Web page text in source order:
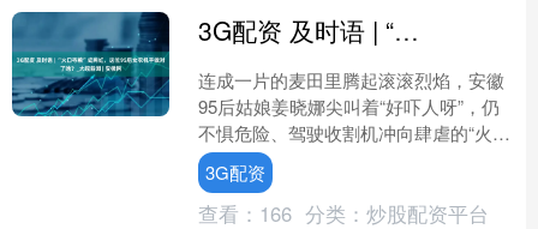
3G配资 及时语 | “火口夺粮”成网红，这位95后女农机手做对了啥？_大皖新闻 | 安徽网
连成一片的麦田里腾起滚滚烈焰，安徽
95后姑娘姜晓娜尖叫着“好吓人呀”，仍
不惧危险、驾驶收割机冲向肆虐的“火
魔”，在浓烟烈焰中抢割出一条隔离带，
将“火魔”与尚未着....
3G配资
查看： 166 分类： 炒股配资平台